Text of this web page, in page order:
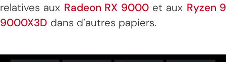
relatives aux Radeon RX 9000et aux Ryzen 9
9000X3D dans d’autres papiers.